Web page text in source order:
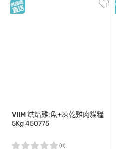
VIIM烘焙雞;魚+凍乾雞肉貓糧
5Kg 450775
(0)